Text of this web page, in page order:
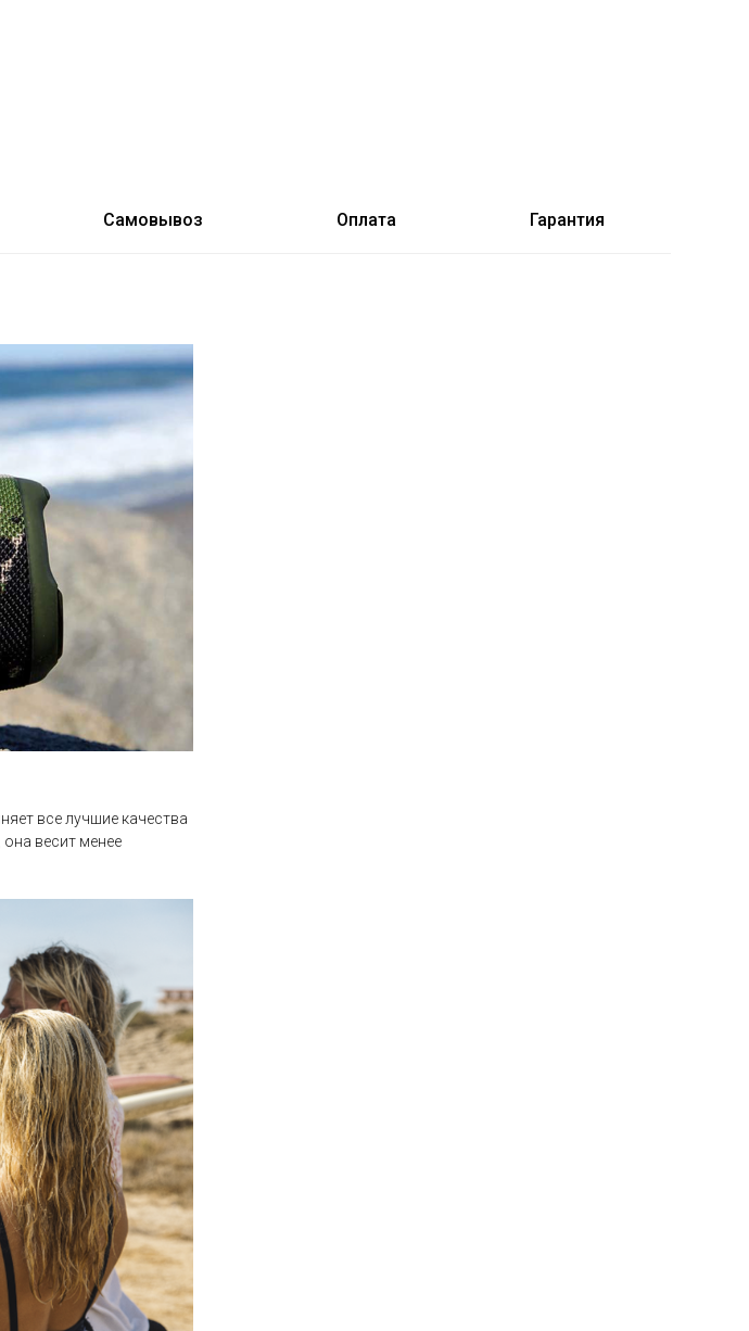
Самовывоз Оплата Гарантия
все лучшие качества
весит менее